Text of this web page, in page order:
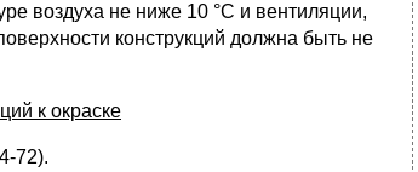
воздуха не ниже 10 °С и вентиляции,
конструкций должна быть не
к окраске
72).